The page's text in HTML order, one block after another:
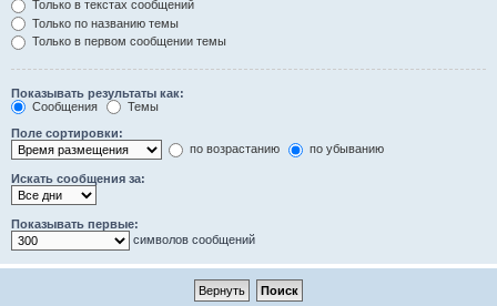
Только в текстах сообщений
Только по названию темы
Только в первом сообщении темы
Показывать результаты как:
Сообщения
Темы
Поле сортировки:
по возрастанию
по убыванию
Искать сообщения за:
Показывать первые:
символов сообщений